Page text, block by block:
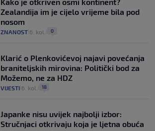
Zealandija im je cijelo vrijeme bila pod
nosom
ZNANOST 6. kol. 0
Klarić o Plenkovićevoj najavi povećanja
braniteljskih mirovina: Politički bod za
Možemo, ne za HDZ
VIJESTI 6. kol. 18
Japanke nisu uvijek najbolji izbor:
Stručnjaci otkrivaju koja je ljetna obuća